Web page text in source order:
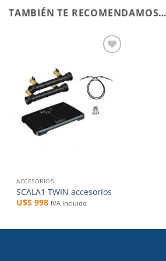
TAMBIÉN TE RECOMENDAMOS…
lista de
deseos
ACCESORIOS
SCALA1 TWIN accesorios
U$S998 IVA incluido